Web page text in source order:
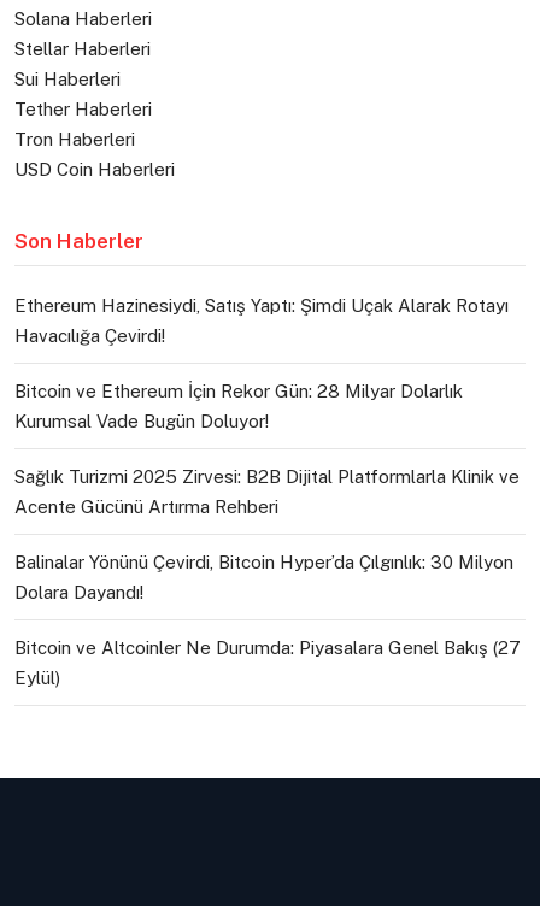
Solana Haberleri
Stellar Haberleri
Sui Haberleri
Tether Haberleri
Tron Haberleri
USD Coin Haberleri
Son Haberler
Ethereum Hazinesiydi, Satış Yaptı: Şimdi Uçak Alarak Rotayı
Havacılığa Çevirdi!
Bitcoin ve Ethereum İçin Rekor Gün: 28 Milyar Dolarlık
Kurumsal Vade Bugün Doluyor!
Sağlık Turizmi 2025 Zirvesi: B2B Dijital Platformlarla Klinik ve
Acente Gücünü Artırma Rehberi
Balinalar Yönünü Çevirdi, Bitcoin Hyper’da Çılgınlık: 30 Milyon
Dolara Dayandı!
Bitcoin ve Altcoinler Ne Durumda: Piyasalara Genel Bakış (27
Eylül)